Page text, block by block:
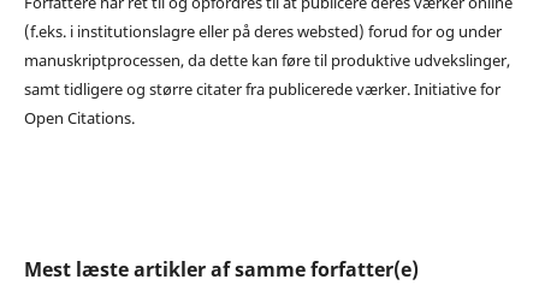
(f.eks. i institutionslagre eller på deres websted) forud for og under
manuskriptprocessen, da dette kan føre til produktive udvekslinger,
samt tidligere og større citater fra publicerede værker. Initiative for
Open Citations.
Mest læste artikler af samme forfatter(e)